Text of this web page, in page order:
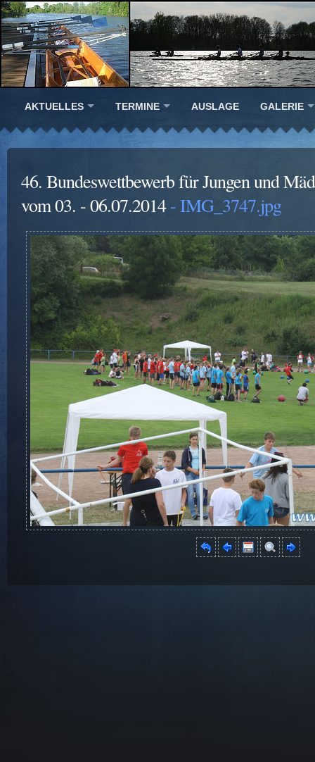
AKTUELLES TERMINE AUSLAGE GALERIE
46. Bundeswettbewerb für Jungen und
vom 03. - 06.07.2014- IMG_3747.jpg